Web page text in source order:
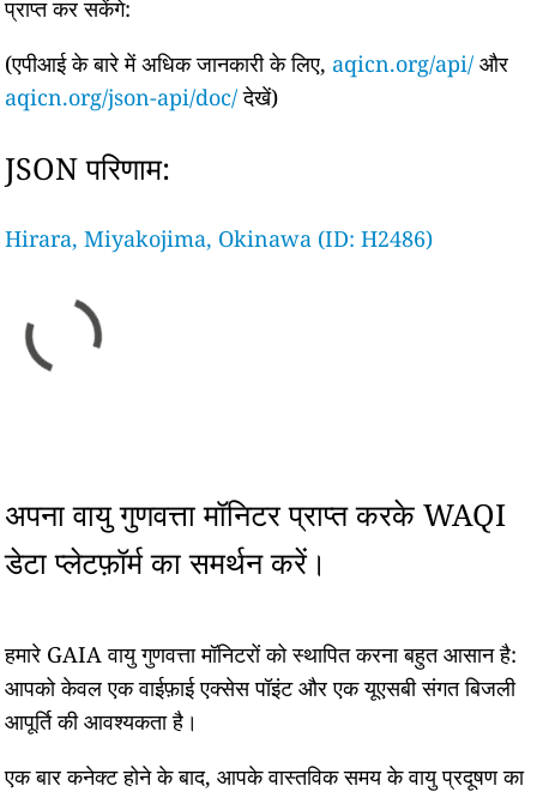
प्राप्त कर सकेंगे:
(एपीआई के बारे में अधिक जानकारी के लिए, aqicn.org/api/ और
aqicn.org/json-api/doc/देखें)
JSON परिणाम:
Hirara, Miyakojima, Okinawa (ID: H2486)
अपना वायु गुणवत्ता मॉनिटर प्राप्त करके WAQI
डेटा प्लेटफ़ॉर्म का समर्थन करें।
हमारे GAIA वायु गुणवत्ता मॉनिटरों को स्थापित करना बहुत आसान है:
आपको केवल एक वाईफ़ाई एक्सेस पॉइंट और एक यूएसबी संगत बिजली
आपूर्ति की आवश्यकता है।
एक बार कनेक्ट होने के बाद, आपके वास्तविक समय के वायु प्रदूषण का